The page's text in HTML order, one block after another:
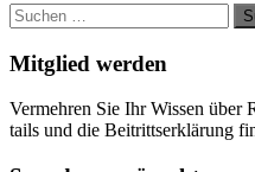
Suchen
nach:
Mitglied werden
Ver­meh­ren Sie Ihr Wis­sen über
tails und die Bei­tritts­er­klä­rung